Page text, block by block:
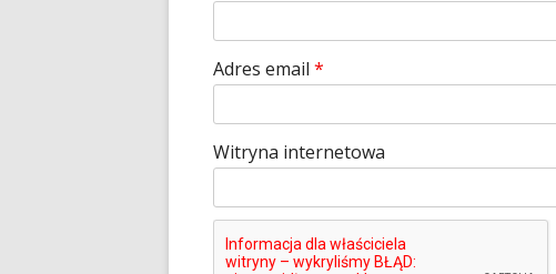
Adres email *
Witryna internetowa